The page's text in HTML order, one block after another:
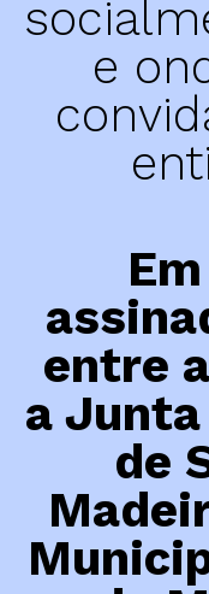
Dr. João da Silva
e
entre
a
de